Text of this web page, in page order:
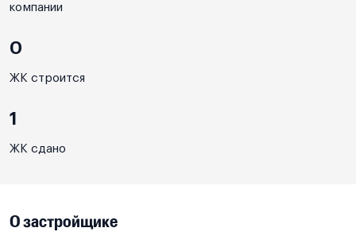
компании
0
ЖК строится
1
ЖК сдано
О застройщике